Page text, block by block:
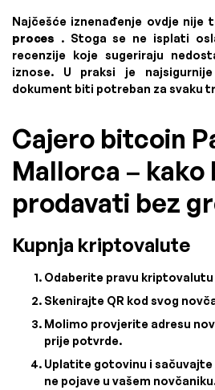
Najčešće iznenađenje ovdje nije
proces . Stoga se ne isplati
recenzije koje sugeriraju
iznose. U praksi je
dokument biti potreban za svaku
Cajero bitcoin
Mallorca – kako
prodavati bez
Kupnja kriptovalute
Odaberite pravu kriptovalutu
Skenirajte QR kod svog
Molimo provjerite adresu
prije potvrde.
Uplatite gotovinu i sačuvajte
ne pojave u vašem